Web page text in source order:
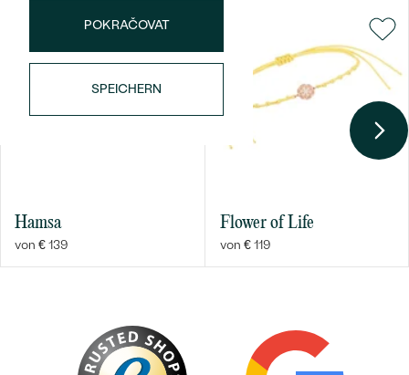
Bestseller
POKRAČOVAT
SPEICHERN
Hamsa
von € 139
Flower of Life
von € 119